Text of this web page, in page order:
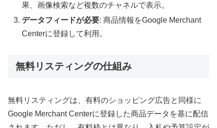
果、画像検索など複数のチャネルで表示。
データフィードが必要: 商品情報をGoogle Merchant
Centerに登録して利用。
無料リスティングの仕組み
無料リスティングは、有料のショッピング広告と同様に
Google Merchant Centerに登録した商品データを基に配信